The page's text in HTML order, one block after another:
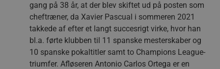
gang på 38 år, at der blev skiftet ud på posten som
cheftræner, da Xavier Pascual i sommeren 2021
takkede af efter et langt succesrigt virke, hvor han
bl.a. førte klubben til 11 spanske mesterskaber og
10 spanske pokaltitler samt to Champions League-
triumfer. Afløseren Antonio Carlos Ortega er en